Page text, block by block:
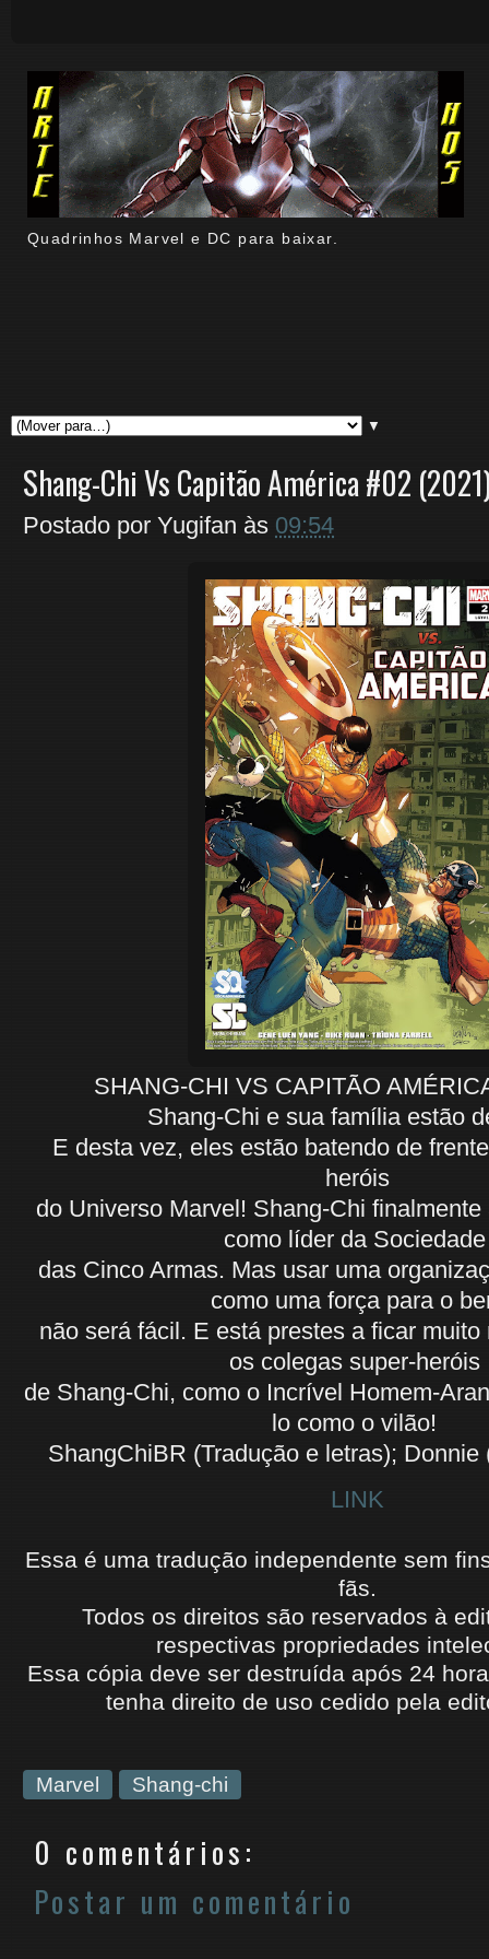
Quadrinhos Marvel e DC para baixar.
▼
Shang-Chi Vs Capitão América #02
Postado por Yugifan às 09:54
SHANG-CHI VS CAPITÃO
Shang-Chi e sua família estão
E desta vez, eles estão batendo de
heróis
do Universo Marvel! Shang-Chi
como líder da
das Cinco Armas. Mas usar uma
como uma força para o
não será fácil. E está prestes a ficar
os colegas super-heróis
de Shang-Chi, como o Incrível Homem-
lo como o vilão!
ShangChiBR (Tradução e letras);
LINK
Essa é uma tradução independente sem
fãs.
Todos os direitos são reservados à
respectivas propriedades
Essa cópia deve ser destruída após 24
tenha direito de uso cedido pela
Marvel Shang-chi
0 comentários:
Postar um comentário